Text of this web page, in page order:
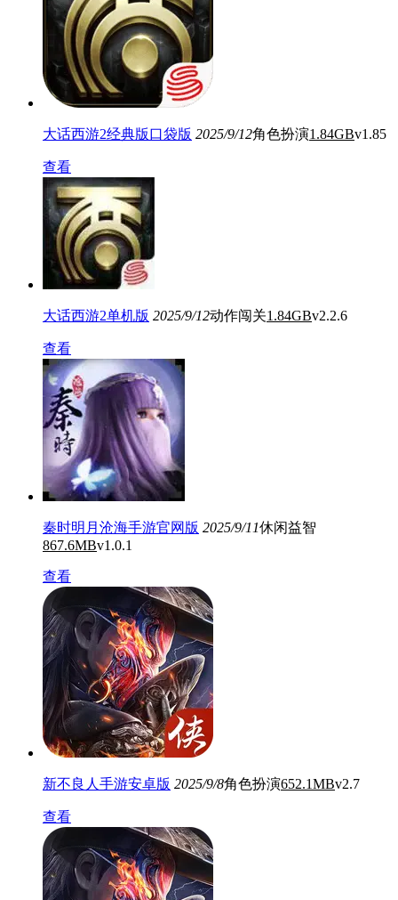
大话西游2经典版口袋版 2025/9/12角色扮演1.84GBv1.85
查看
大话西游2单机版 2025/9/12动作闯关1.84GBv2.2.6
查看
秦时明月沧海手游官网版 2025/9/11休闲益智
867.6MBv1.0.1
查看
新不良人手游安卓版 2025/9/8角色扮演652.1MBv2.7
查看